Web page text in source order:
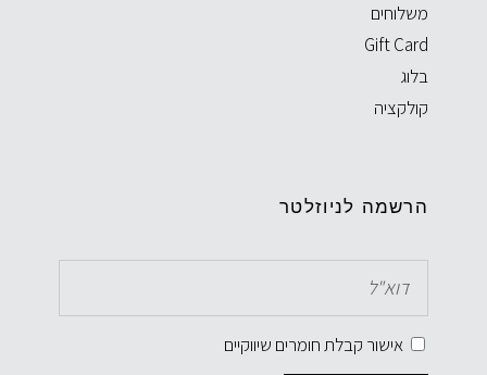
משלוחים
Gift Card
בלוג
קולקציה
הרשמה לניוזלטר
אישור קבלת חומרים שיווקיים